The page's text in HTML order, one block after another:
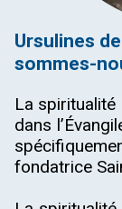
Ursulines
sommes-
La
dans
fondatrice